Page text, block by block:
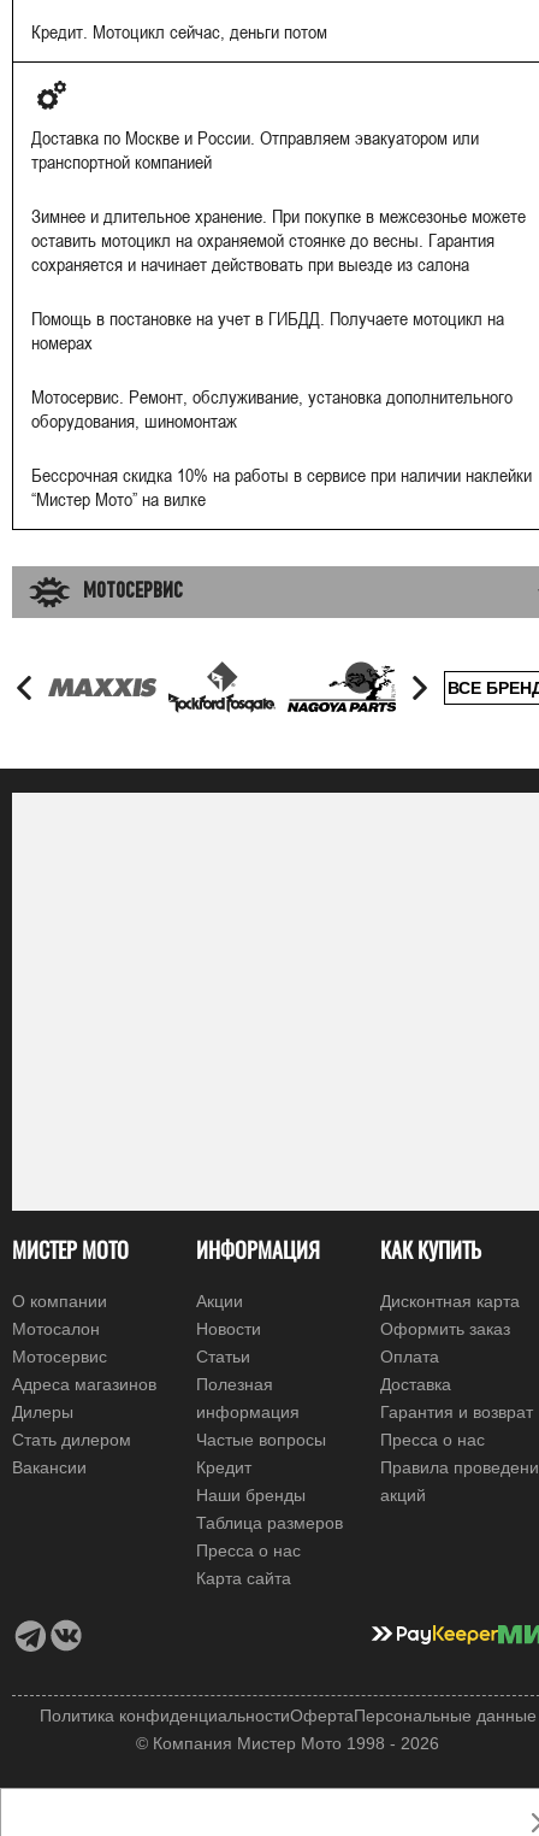
Кредит. Мотоцикл сейчас, деньги потом
Доставка по Москве и России. Отправляем эвакуатором или
транспортной компанией
Зимнее и длительное хранение. При покупке в межсезонье можете
оставить мотоцикл на охраняемой стоянке до весны. Гарантия
сохраняется и начинает действовать при выезде из салона
Помощь в постановке на учет в ГИБДД. Получаете мотоцикл на
номерах
Мотосервис. Ремонт, обслуживание, установка дополнительного
оборудования, шиномонтаж
Бессрочная скидка 10% на работы в сервисе при наличии наклейки
“Мистер Мото” на вилке
МОТОСЕРВИС
ВСЕ
МИСТЕР МОТО
О компании
Мотосалон
Мотосервис
Адреса магазинов
Дилеры
Стать дилером
Вакансии
ИНФОРМАЦИЯ
Акции
Новости
Статьи
Полезная
информация
Частые вопросы
Кредит
Наши бренды
Таблица размеров
Пресса о нас
Карта сайта
КАК КУПИТЬ
Дисконтная карта
Оформить заказ
Оплата
Доставка
Гарантия и возврат
Пресса о нас
Правила
акций
© Компания Мистер Мото 1998 - 2026
Политика конфиденциальностиОфертаПерсональные данные